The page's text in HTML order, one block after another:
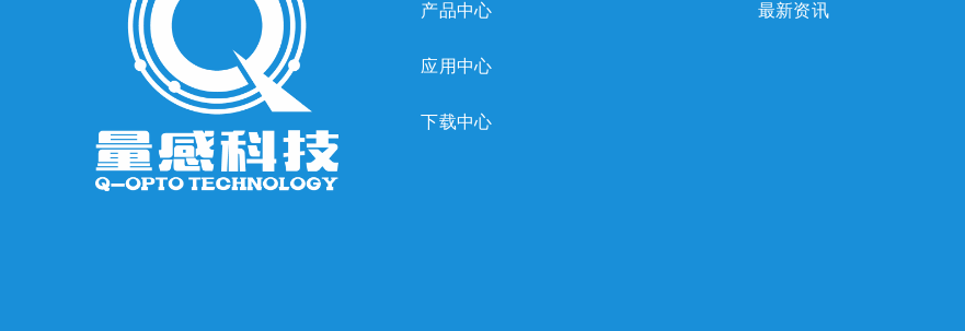
产品中心
应用中心
下载中心
最新资讯